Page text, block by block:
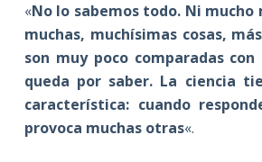
«No lo sabemos todo. Ni mucho
muchas, muchísimas cosas,
son muy poco comparadas
queda por saber. La ciencia
característica: cuando
provoca muchas otras«.